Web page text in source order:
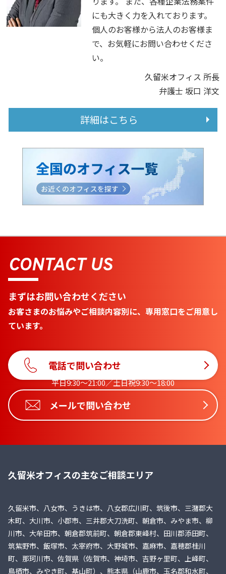
にも大きく力を入れております。
個人のお客様から法人のお客様ま
で、お気軽にお問い合わせくださ
い。
久留米オフィス 所長
弁護士 坂口 洋文
詳細はこちら
CONTACT US
まずはお問い合わせください
お客さまのお悩みやご相談内容別に、専用窓口をご用意し
ています。
電話で問い合わせ
平日9:30〜21:00／土日祝9:30〜18:00
メールで問い合わせ
久留米オフィスの主なご相談エリア
久留米市、八女市、うきは市、八女郡広川町、筑後市、三潴郡大
木町、大川市、小郡市、三井郡大刀洗町、朝倉市、みやま市、柳
川市、大牟田市、朝倉郡筑前町、朝倉郡東峰村、田川郡添田町、
筑紫野市、飯塚市、太宰府市、大野城市、嘉麻市、嘉穂郡桂川
町、那珂川市、佐賀県（佐賀市、神埼市、吉野ヶ里町、上峰町、
鳥栖市、みやき町、基山町）、熊本県（山鹿市、玉名郡和水町、